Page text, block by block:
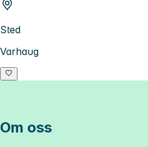
Sted
Varhaug
Om oss